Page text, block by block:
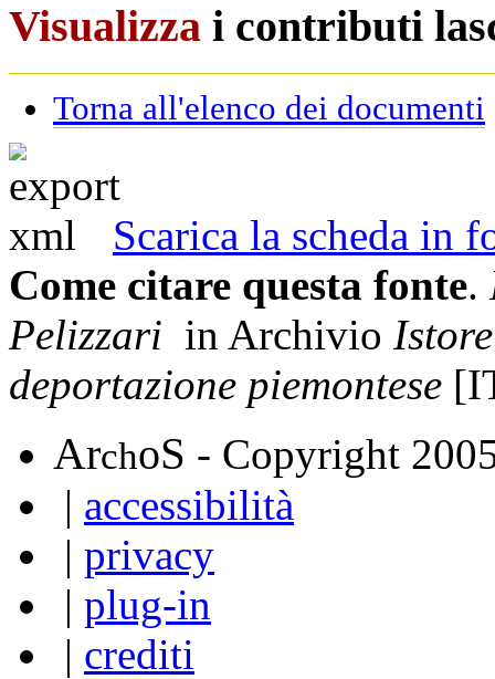
Visualizza i contributi
Torna all'elenco dei documenti
Scarica la scheda in
Come citare questa fonte.
Pelizzari in Archivio
deportazione piemontese
ArchoS - Copyright
| accessibilità
| privacy
| plug-in
| crediti